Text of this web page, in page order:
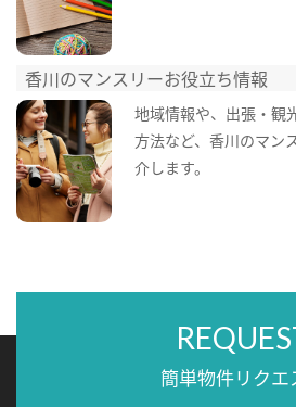
香川のマンスリーお役立ち情報
地域情報や、出張・観
方法など、香川のマン
介します。
簡単物件リクエ